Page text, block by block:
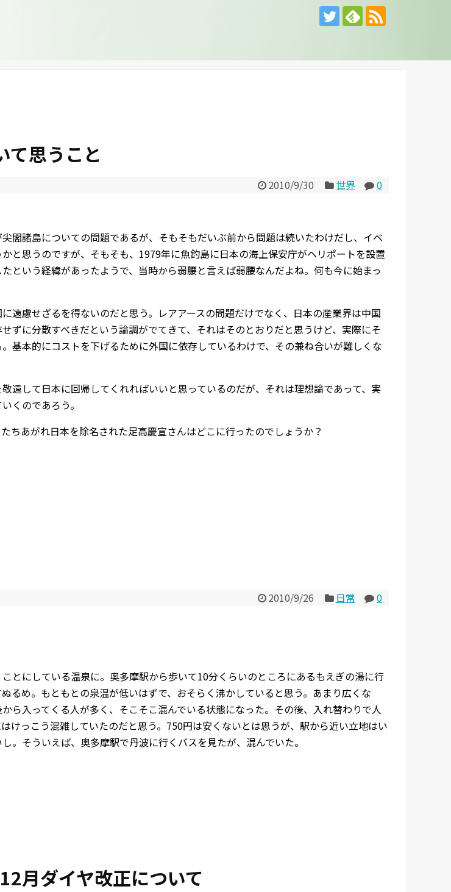
て思うこと
2010/9/30 世界
0
閣諸島についての問題であるが、そもそもだいぶ前から問題は続いたわけだし、イベ
と思うのですが、そもそも、1979年に魚釣島に日本の海上保安庁がヘリポートを設置
という経緯があったようで、当時から弱腰と言えば弱腰なんだよね。何も今に始まっ
遠慮せざるを得ないのだと思う。レアアースの問題だけでなく、日本の産業界は中国
ずに分散すべきだという論調がでてきて、それはそのとおりだと思うけど、実際にそ
基本的にコストを下げるために外国に依存しているわけで、その兼ね合いが難しくな
遠して日本に回帰してくれればいいと思っているのだが、それは理想論であって、実
くのであろう。
ちあがれ日本を除名された足高慶宣さんはどこに行ったのでしょうか？
2010/9/26 日常
0
とにしている温泉に。奥多摩駅から歩いて10分くらいのところにあるもえぎの湯に行
るめ。もともとの泉温が低いはずで、おそらく沸かしていると思う。あまり広くな
ら入ってくる人が多く、そこそこ混んでいる状態になった。その後、入れ替わりで人
けっこう混雑していたのだと思う。750円は安くないとは思うが、駅から近い立地はい
。そういえば、奥多摩駅で丹波に行くバスを見たが、混んでいた。
月ダイヤ改正について